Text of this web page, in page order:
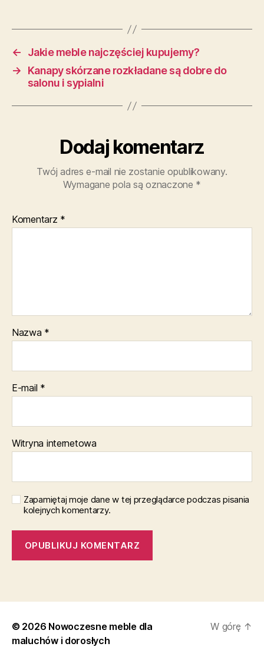
←
Jakie meble najczęściej kupujemy?
→
Kanapy skórzane rozkładane są dobre do
salonu i sypialni
Dodaj komentarz
Twój adres e-mail nie zostanie opublikowany.
Wymagane pola są oznaczone *
Komentarz *
Nazwa *
E-mail *
Witryna internetowa
Zapamiętaj moje dane w tej przeglądarce podczas pisania
kolejnych komentarzy.
© 2026 Nowoczesne meble dla
maluchów i dorosłych
W górę ↑